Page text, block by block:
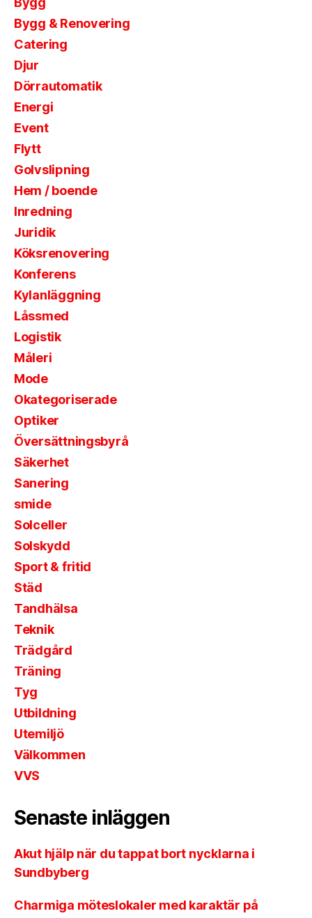
Bygg & Renovering
Catering
Djur
Dörrautomatik
Energi
Event
Flytt
Golvslipning
Hem / boende
Inredning
Juridik
Köksrenovering
Konferens
Kylanläggning
Låssmed
Logistik
Måleri
Mode
Okategoriserade
Optiker
Översättningsbyrå
Säkerhet
Sanering
smide
Solceller
Solskydd
Sport & fritid
Städ
Tandhälsa
Teknik
Trädgård
Träning
Tyg
Utbildning
Utemiljö
Välkommen
VVS
Senaste inläggen
Akut hjälp när du tappat bort nycklarna i
Sundbyberg
Charmiga möteslokaler med karaktär på